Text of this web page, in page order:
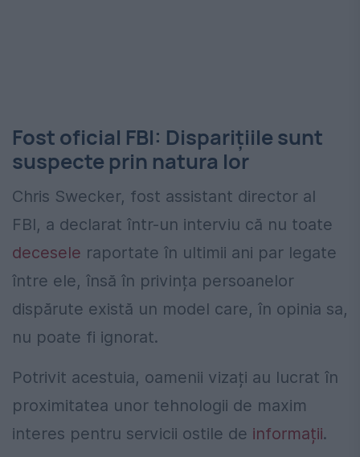
Fost oficial FBI: Disparițiile sunt
suspecte prin natura lor
Chris Swecker, fost assistant director al
FBI, a declarat într-un interviu că nu toate
decesele raportate în ultimii ani par legate
între ele, însă în privința persoanelor
dispărute există un model care, în opinia sa,
nu poate fi ignorat.
Potrivit acestuia, oamenii vizați au lucrat în
proximitatea unor tehnologii de maxim
interes pentru servicii ostile de informații.